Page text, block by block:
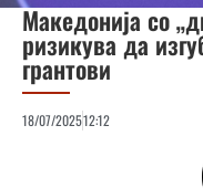
Македонија со
ризикува да
грантови
18/07/202512:12